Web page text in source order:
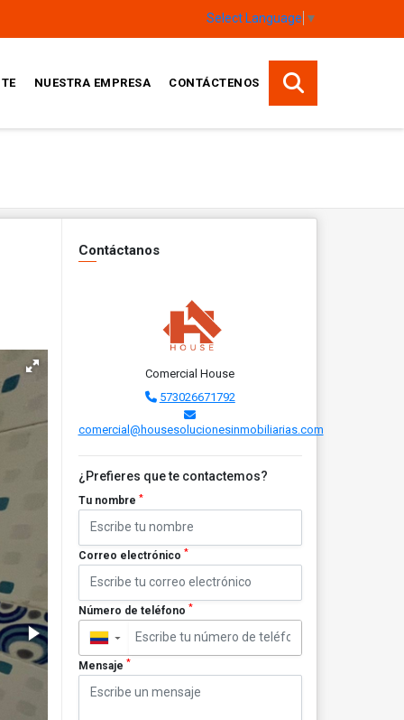
Select Language ▼
NUESTRA EMPRESA CONTÁCTENOS
Contáctanos
Comercial House
573026671792
comercial@housesolucionesinmobiliarias.com
¿Prefieres que te contactemos?
Tu nombre *
Correo electrónico *
Número de teléfono *
▼
Mensaje *